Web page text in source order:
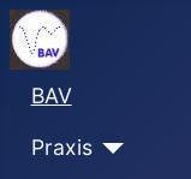
BAV
Praxis